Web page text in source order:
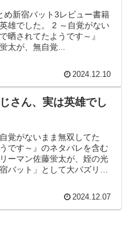
め新宿バット3レビュー書籍
雄でした。 2 ～自覚がない
晒されてたようです～』
太が、無自覚...
2024.12.10
さん、実は英雄でし
覚がないまま無双してた
です～』のネタバレを含む
ーマン佐藤蛍太が、姪の光
バット」として大バズリ。​
2024.12.07